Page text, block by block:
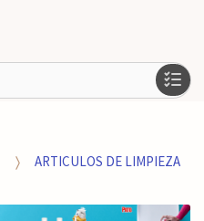
ARTICULOS DE LIMPIEZA